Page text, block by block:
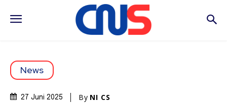
News
27 Juni 2025 By NI CS